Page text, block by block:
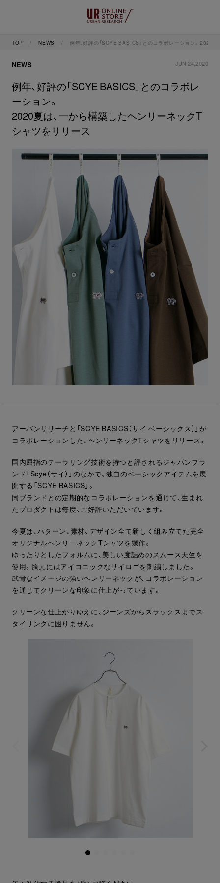
TOP NEWS 例年、好評の「SCYE BASICS」とのコラボレーション。2020
NEWS JUN 24,2020
例年、好評の「SCYE BASICS」とのコラボレ
ーション。
2020夏は、一から構築したヘンリーネックT
シャツをリリース
アーバンリサーチと「SCYE BASICS（サイ ベーシックス）」が
コラボレーションした、ヘンリーネックTシャツをリリース。
国内屈指のテーラリング技術を持つと評されるジャパンブラ
ンド「Scye（サイ）」のなかで、独自のベーシックアイテムを展
開する「SCYE BASICS」。
同ブランドとの定期的なコラボレーションを通じて、生まれ
たプロダクトは毎度、ご好評いただいています。
今夏は、パターン、素材、デザイン全て新しく組み立てた完全
オリジナルヘンリーネックTシャツを製作。
ゆったりとしたフォルムに、美しい度詰めのスムース天竺を
使用。胸元にはアイコニックなサイロゴを刺繍しました。
武骨なイメージの強いヘンリーネックが、コラボレーション
を通じてクリーンな印象に仕上がっています。
クリーンな仕上がりゆえに、ジーンズからスラックスまでス
タイリングに困りません。